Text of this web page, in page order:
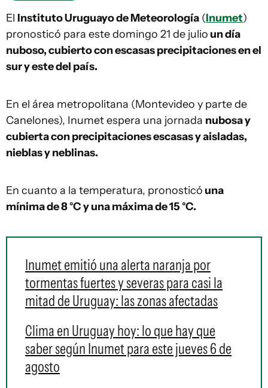
El Instituto Uruguayo de Meteorología (Inumet)
pronosticó para este domingo 21 de julio un día
nuboso, cubierto con escasas precipitaciones en el
sur y este del país.
En el área metropolitana (Montevideo y parte de
Canelones), Inumet espera una jornada nubosa y
cubierta con precipitaciones escasas y aisladas,
nieblas y neblinas.
En cuanto a la temperatura, pronosticó una
mínima de 8 °C y una máxima de 15 °C.
Inumet emitió una alerta naranja por
tormentas fuertes y severas para casi la
mitad de Uruguay: las zonas afectadas
Clima en Uruguay hoy: lo que hay que
saber según Inumet para este jueves 6 de
agosto